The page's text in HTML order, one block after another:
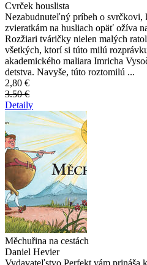
Cvrček houslista
Nezabudnuteľný príbeh o svrčkovi,
zvieratkám na husliach opäť ožíva
Rozžiari tváričky nielen malých
všetkých, ktorí si túto milú
akademického maliara Imricha
detstva. Navyše, túto roztomilú ...
2,80 €
3.50 €
Detaily
Měchuřina na cestách
Daniel Hevier